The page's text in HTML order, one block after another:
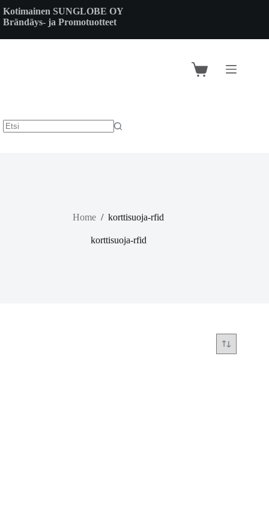
to
content
Kotimainen SUNGLOBE OY
Brändäys- ja Promotuotteet
Shopping
Home / korttisuoja-rfid
korttisuoja-rfid